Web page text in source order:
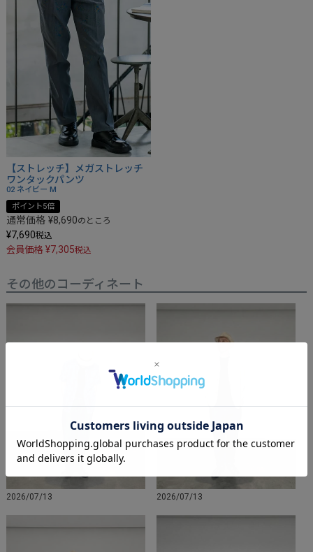
【ストレッチ】メガストレッチ
ワンタックパンツ
02 ネイビー M
ポイント5倍
通常価格 ¥8,690のところ
¥7,690税込
会員価格 ¥7,305税込
その他のコーディネート
2026/07/13 2026/07/13